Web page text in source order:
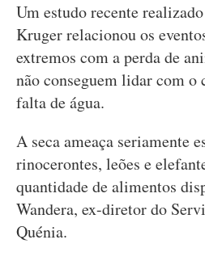
Um estudo recente
Kruger relacionou os
extremos com a perda de
não conseguem lidar com o
falta de água.
A seca ameaça seriamente
rinocerontes, leões e
quantidade de alimentos
Wandera, ex-diretor do
Quénia.